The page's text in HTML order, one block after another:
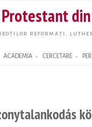
main
REFORMAȚI,
ACADEMIA CERCETARE